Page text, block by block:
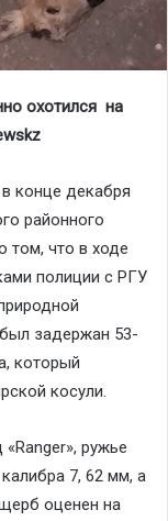
охотился на
конце декабря
районного
том, что в ходе
полиции с РГУ
задержан 53-
который
косули.
ружье
калибра 7, 62 мм, а
оценен на